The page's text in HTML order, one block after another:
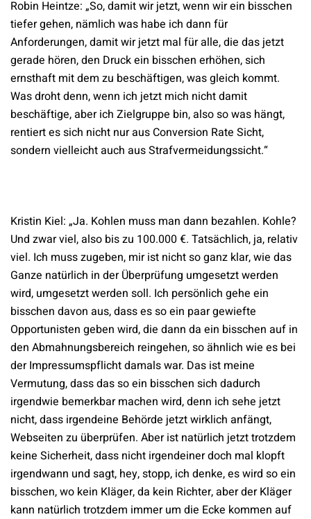
Robin Heintze: „So, damit wir jetzt, wenn wir ein bisschen
tiefer gehen, nämlich was habe ich dann für
Anforderungen, damit wir jetzt mal für alle, die das jetzt
gerade hören, den Druck ein bisschen erhöhen, sich
ernsthaft mit dem zu beschäftigen, was gleich kommt.
Was droht denn, wenn ich jetzt mich nicht damit
beschäftige, aber ich Zielgruppe bin, also so was hängt,
rentiert es sich nicht nur aus Conversion Rate Sicht,
sondern vielleicht auch aus Strafvermeidungssicht.“
Kristin Kiel: „Ja. Kohlen muss man dann bezahlen. Kohle?
Und zwar viel, also bis zu 100.000 €. Tatsächlich, ja, relativ
viel. Ich muss zugeben, mir ist nicht so ganz klar, wie das
Ganze natürlich in der Überprüfung umgesetzt werden
wird, umgesetzt werden soll. Ich persönlich gehe ein
bisschen davon aus, dass es so ein paar gewiefte
Opportunisten geben wird, die dann da ein bisschen auf in
den Abmahnungsbereich reingehen, so ähnlich wie es bei
der Impressumspflicht damals war. Das ist meine
Vermutung, dass das so ein bisschen sich dadurch
irgendwie bemerkbar machen wird, denn ich sehe jetzt
nicht, dass irgendeine Behörde jetzt wirklich anfängt,
Webseiten zu überprüfen. Aber ist natürlich jetzt trotzdem
keine Sicherheit, dass nicht irgendeiner doch mal klopft
irgendwann und sagt, hey, stopp, ich denke, es wird so ein
bisschen, wo kein Kläger, da kein Richter, aber der Kläger
kann natürlich trotzdem immer um die Ecke kommen auf